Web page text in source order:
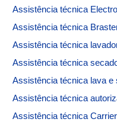
Assistência técnica
Assistência técnica
Assistência técnica
Assistência técnica
Assistência técnica lava e
Assistência técnica
Assistência técnica Carrier